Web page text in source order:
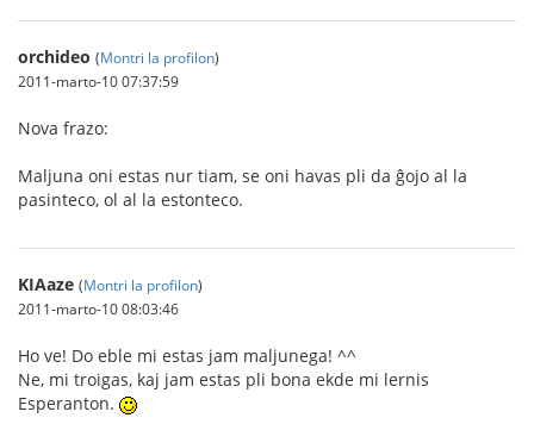
orchideo (Montri la profilon)
2011-marto-10 07:37:59
Nova frazo:
Maljuna oni estas nur tiam, se oni havas pli da ĝojo al la
pasinteco, ol al la estonteco.
KIAaze (Montri la profilon)
2011-marto-10 08:03:46
Ho ve! Do eble mi estas jam maljunega! ^^
Ne, mi troigas, kaj jam estas pli bona ekde mi lernis
Esperanton.